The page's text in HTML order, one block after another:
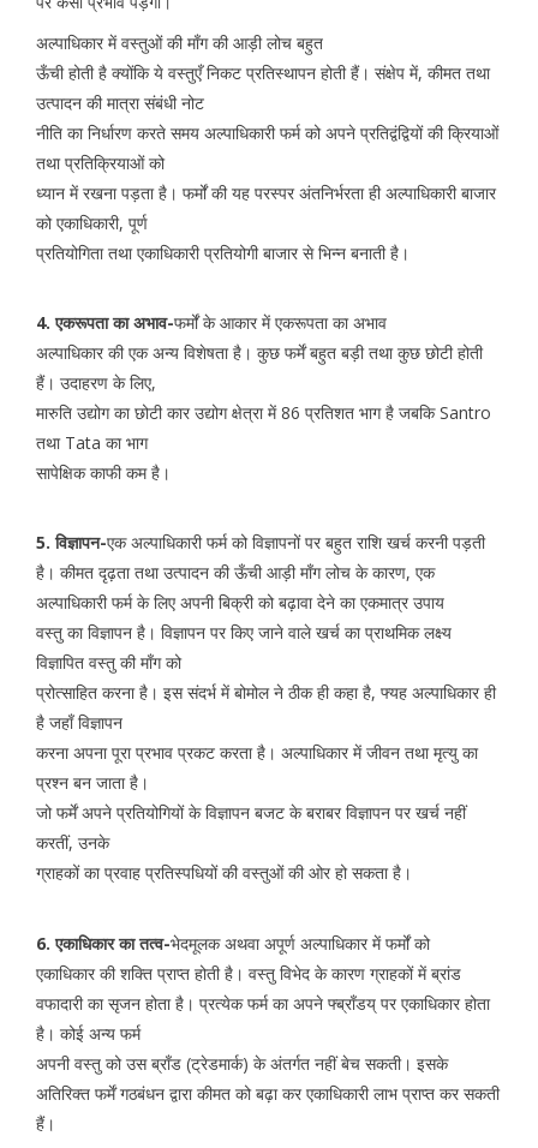
अल्पाधिकार में वस्तुओं की माँग की आड़ी लोच बहुत
ऊँची होती है क्योंकि ये वस्तुएँ निकट प्रतिस्थापन होती हैं। संक्षेप में, कीमत तथा
उत्पादन की मात्रा संबंधी नोट
नीति का निर्धारण करते समय अल्पाधिकारी फर्म को अपने प्रतिद्वंद्वियों की क्रियाओं
तथा प्रतिक्रियाओं को
ध्यान में रखना पड़ता है। फर्मों की यह परस्पर अंतनिर्भरता ही अल्पाधिकारी बाजार
को एकाधिकारी, पूर्ण
प्रतियोगिता तथा एकाधिकारी प्रतियोगी बाजार से भिन्न बनाती है।
4. एकरूपता का अभाव-फर्मों के आकार में एकरूपता का अभाव
अल्पाधिकार की एक अन्य विशेषता है। कुछ फर्में बहुत बड़ी तथा कुछ छोटी होती
हैं। उदाहरण के लिए,
मारुति उद्योग का छोटी कार उद्योग क्षेत्रा में 86 प्रतिशत भाग है जबकि Santro
तथा Tata का भाग
सापेक्षिक काफी कम है।
5. विज्ञापन-एक अल्पाधिकारी फर्म को विज्ञापनों पर बहुत राशि खर्च करनी पड़ती
है। कीमत दृढ़ता तथा उत्पादन की ऊँची आड़ी माँग लोच के कारण, एक
अल्पाधिकारी फर्म के लिए अपनी बिक्री को बढ़ावा देने का एकमात्र उपाय
वस्तु का विज्ञापन है। विज्ञापन पर किए जाने वाले खर्च का प्राथमिक लक्ष्य
विज्ञापित वस्तु की माँग को
प्रोत्साहित करना है। इस संदर्भ में बोमोल ने ठीक ही कहा है, फ्यह अल्पाधिकार ही
है जहाँ विज्ञापन
करना अपना पूरा प्रभाव प्रकट करता है। अल्पाधिकार में जीवन तथा मृत्यु का
प्रश्न बन जाता है।
जो फर्में अपने प्रतियोगियों के विज्ञापन बजट के बराबर विज्ञापन पर खर्च नहीं
करतीं, उनके
ग्राहकों का प्रवाह प्रतिस्पधियों की वस्तुओं की ओर हो सकता है।
6. एकाधिकार का तत्व-भेदमूलक अथवा अपूर्ण अल्पाधिकार में फर्मों को
एकाधिकार की शक्ति प्राप्त होती है। वस्तु विभेद के कारण ग्राहकों में ब्रांड
वफादारी का सृजन होता है। प्रत्येक फर्म का अपने फ्ब्राँडय् पर एकाधिकार होता
है। कोई अन्य फर्म
अपनी वस्तु को उस ब्राँड (ट्रेडमार्क) के अंतर्गत नहीं बेच सकती। इसके
अतिरिक्त फर्में गठबंधन द्वारा कीमत को बढ़ा कर एकाधिकारी लाभ प्राप्त कर सकती
हैं।